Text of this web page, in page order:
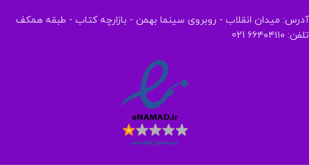
آدرس: میدان انقلاب - روبروی سینما بهمن - بازارچه کتاب - طبقه همکف
تلفن: ۶۶۴۰۴۱۱۰ 021